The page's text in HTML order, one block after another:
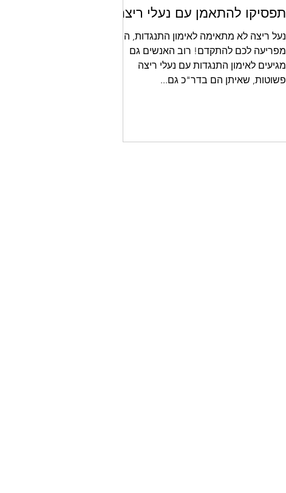
תפסיקו להתאמן עם נעלי ריצה
נעל ריצה לא מתאימה לאימון התנגדות, היא
מפריעה לכם להתקדם! רוב האנשים גם
מגיעים לאימון התנגדות עם נעלי ריצה
פשוטות, שאיתן הם בדר"כ גם...